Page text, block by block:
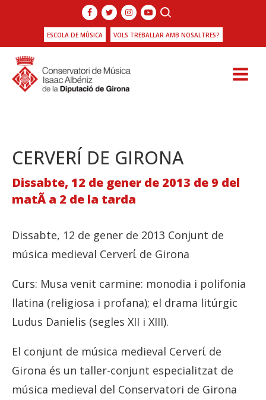
ESCOLA DE MÚSICA VOLS TREBALLAR AMB NOSALTRES?
CERVERÍ DE GIRONA
Dissabte, 12 de gener de 2013 de 9 del
matÃ­ a 2 de la tarda
Dissabte, 12 de gener de 2013 Conjunt de
música medieval Cerverί de Girona
Curs: Musa venit carmine: monodia i polifonia
llatina (religiosa i profana); el drama litúrgic
Ludus Danielis (segles XII i XIII).
El conjunt de música medieval Cerverί de
Girona és un taller-conjunt especialitzat de
música medieval del Conservatori de Girona